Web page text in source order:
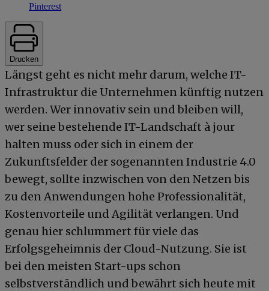
Pinterest
Drucken
Längst geht es nicht mehr darum, welche IT-
Infrastruktur die Unternehmen künftig nutzen
werden. Wer innovativ sein und bleiben will,
wer seine bestehende IT-Landschaft à jour
halten muss oder sich in einem der
Zukunftsfelder der sogenannten Industrie 4.0
bewegt, sollte inzwischen von den Netzen bis
zu den Anwendungen hohe Professionalität,
Kostenvorteile und Agilität verlangen. Und
genau hier schlummert für viele das
Erfolgsgeheimnis der Cloud-Nutzung. Sie ist
bei den meisten Start-ups schon
selbstverständlich und bewährt sich heute mit